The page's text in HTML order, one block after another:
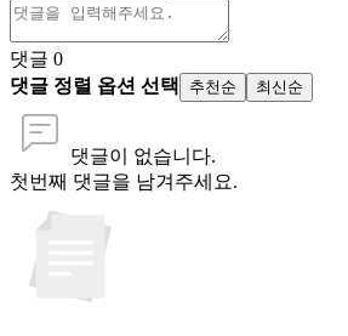
댓글 0
댓글 정렬 옵션 선택
추천순 최신순
댓글이 없습니다.
첫번째 댓글을 남겨주세요.